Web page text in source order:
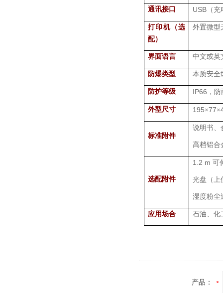
通讯接口 USB （
打印机（选
配）
外置微型
界面语言 中文或英
防爆类型 本质安全
防护等级 IP66 ，
外型尺寸 195×77×
标准附件
说明书、
高档铝合
选配附件
1.2 m可
光盘（上
湿度粉尘
应用场合 石油、化
产品：